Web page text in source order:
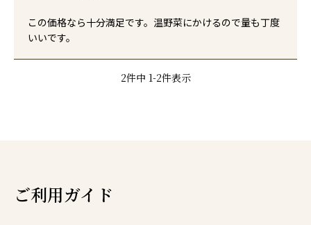
この価格なら十分満足です。温野菜にかけるので量も丁度
いいです。
2件中 1-2件表示
ご利用ガイド